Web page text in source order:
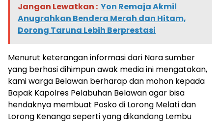
Jangan Lewatkan : Yon Remaja Akmil
Anugrahkan Bendera Merah dan Hitam,
Dorong Taruna Lebih Berprestasi
Menurut keterangan informasi dari Nara sumber
yang berhasi dihimpun awak media ini mengatakan,
kami warga Belawan berharap dan mohon kepada
Bapak Kapolres Pelabuhan Belawan agar bisa
hendaknya membuat Posko di Lorong Melati dan
Lorong Kenanga seperti yang dikandang Lembu